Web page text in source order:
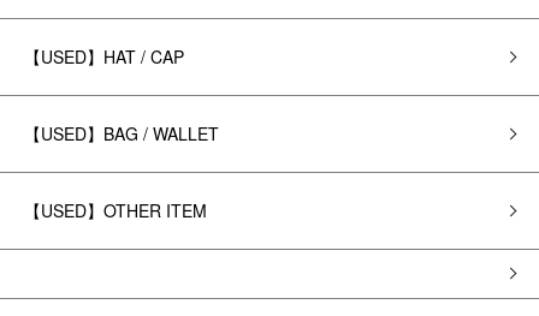
【USED】HAT / CAP
【USED】BAG / WALLET
【USED】OTHER ITEM